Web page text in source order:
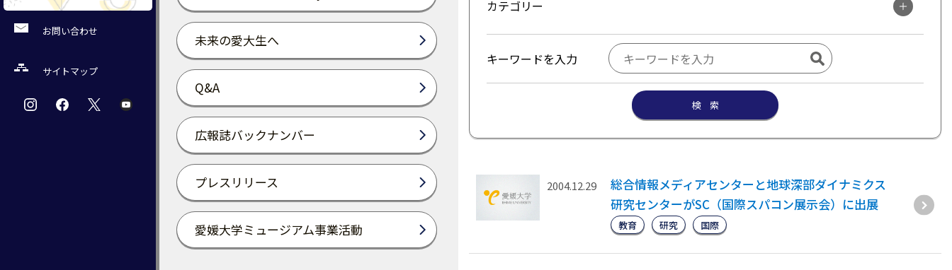
お問い合わせ
サイトマップ
未来の愛大生へ
Q&A
広報誌バックナンバー
プレスリリース
愛媛大学ミュージアム事業活動
カテゴリー
キーワードを入力
検 索
2004.12.29
総合情報メディアセンターと地球深部ダイナミクス
研究センターがSC（国際スパコン展示会）に出展
教育 研究 国際